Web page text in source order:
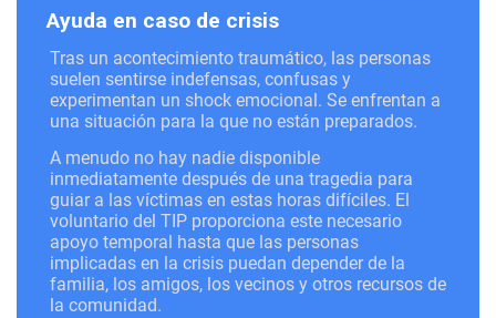
Ayuda en caso de crisis
Tras un acontecimiento traumático, las personas
suelen sentirse indefensas, confusas y
experimentan un shock emocional. Se enfrentan a
una situación para la que no están preparados.
A menudo no hay nadie disponible
inmediatamente después de una tragedia para
guiar a las víctimas en estas horas difíciles. El
voluntario del TIP proporciona este necesario
apoyo temporal hasta que las personas
implicadas en la crisis puedan depender de la
familia, los amigos, los vecinos y otros recursos de
la comunidad.